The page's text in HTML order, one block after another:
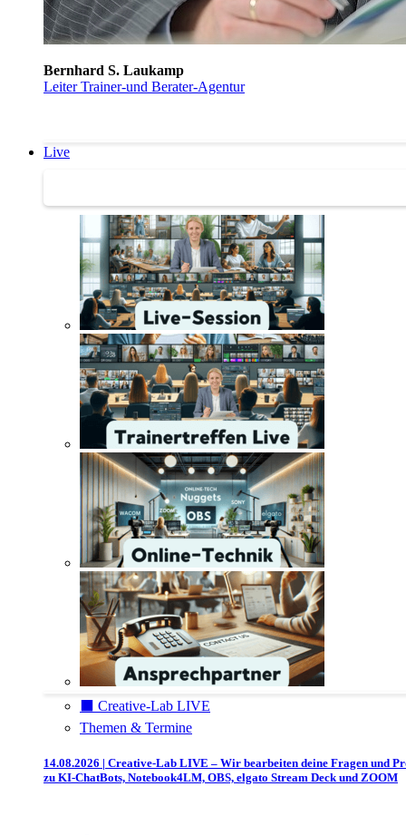
Bernhard S. Laukamp
Leiter Trainer-und Berater-Agentur
Live
⬛️ Creative-Lab LIVE
Themen & Termine
14.08.2026 | Creative-Lab LIVE – Wir bearbeiten deine Fragen und
zu KI-ChatBots, Notebook4LM, OBS, elgato Stream Deck und ZOOM